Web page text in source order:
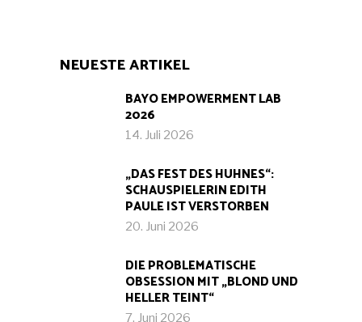
NEUESTE ARTIKEL
BAYO EMPOWERMENT LAB
2026
14. Juli 2026
„DAS FEST DES HUHNES“:
SCHAUSPIELERIN EDITH
PAULE IST VERSTORBEN
20. Juni 2026
DIE PROBLEMATISCHE
OBSESSION MIT „BLOND UND
HELLER TEINT“
7. Juni 2026